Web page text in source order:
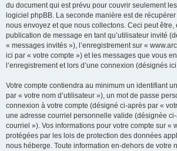
du document qui est prévu pour couvrir seulement
logiciel phpBB. La seconde manière est de
nous envoyez et que nous collectons. Ceci peut être,
publication de message en tant qu’utilisateur invité
« messages invités »), l’enregistrement sur «
ici par « votre compte ») et les messages que vous
l’enregistrement et lors d’une connexion (désignés
Votre compte contiendra au minimum un identifiant
par « votre nom d’utilisateur »), un mot de passe
connexion à votre compte (désigné ci-après par «
une adresse courriel personnelle valide (désignée
courriel »). Vos informations pour votre compte sur «
protégées par les lois de protection des données
nous héberge. Toute information en-dehors de votre